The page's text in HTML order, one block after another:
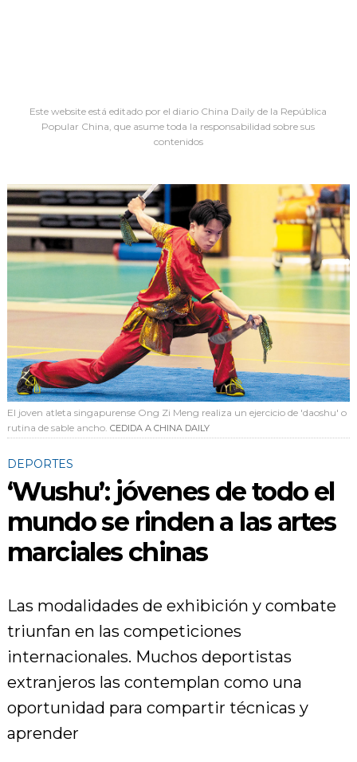
Este website está editado por el diario China Daily de la República
Popular China, que asume toda la responsabilidad sobre sus
contenidos
El joven atleta singapurense Ong Zi Meng realiza un ejercicio de 'daoshu' o
rutina de sable ancho. CEDIDA A CHINA DAILY
DEPORTES
‘Wushu’: jóvenes de todo el
mundo se rinden a las artes
marciales chinas
Las modalidades de exhibición y combate
triunfan en las competiciones
internacionales. Muchos deportistas
extranjeros las contemplan como una
oportunidad para compartir técnicas y
aprender